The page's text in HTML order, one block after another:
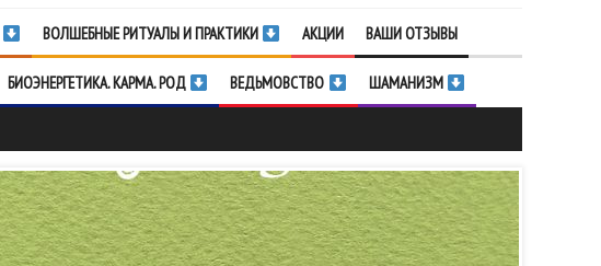
ВОЛШЕБНЫЕ РИТУАЛЫ И ПРАКТИКИ АКЦИИ ВАШИ ОТЗЫВЫ
БИОЭНЕРГЕТИКА. КАРМА. РОД ВЕДЬМОВСТВО ШАМАНИЗМ